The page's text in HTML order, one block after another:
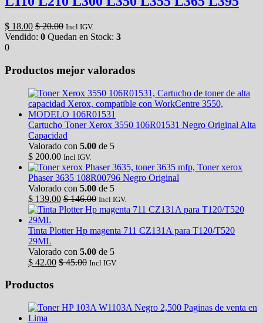
$ 18.00 $20.00 Incl IGV.
Vendido: 0 Quedan en Stock: 3
0
Productos mejor valorados
Cartucho Toner Xerox 3550 106R01531 Negro Original Alta
Capacidad
Valorado con 5.00 de 5
$ 200.00 Incl IGV.
Toner xerox
Phaser 3635 108R00796 Negro Original
Valorado con 5.00 de 5
$ 139.00 $146.00 Incl IGV.
Tinta Plotter Hp magenta 711 CZ131A para T120/T520
29ML
Valorado con 5.00 de 5
$ 42.00 $45.00 Incl IGV.
Productos